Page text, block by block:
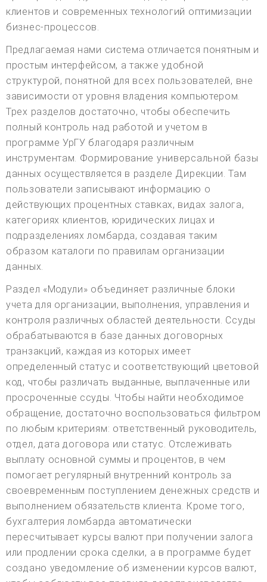
клиентов и современных технологий оптимизации
бизнес-процессов.
Предлагаемая нами система отличается понятным и
простым интерфейсом, а также удобной
структурой, понятной для всех пользователей, вне
зависимости от уровня владения компьютером.
Трех разделов достаточно, чтобы обеспечить
полный контроль над работой и учетом в
программе УрГУ благодаря различным
инструментам. Формирование универсальной базы
данных осуществляется в разделе Дирекции. Там
пользователи записывают информацию о
действующих процентных ставках, видах залога,
категориях клиентов, юридических лицах и
подразделениях ломбарда, создавая таким
образом каталоги по правилам организации
данных.
Раздел «Модули» объединяет различные блоки
учета для организации, выполнения, управления и
контроля различных областей деятельности. Ссуды
обрабатываются в базе данных договорных
транзакций, каждая из которых имеет
определенный статус и соответствующий цветовой
код, чтобы различать выданные, выплаченные или
просроченные ссуды. Чтобы найти необходимое
обращение, достаточно воспользоваться фильтром
по любым критериям: ответственный руководитель,
отдел, дата договора или статус. Отслеживать
выплату основной суммы и процентов, в чем
помогает регулярный внутренний контроль за
своевременным поступлением денежных средств и
выполнением обязательств клиента. Кроме того,
бухгалтерия ломбарда автоматически
пересчитывает курсы валют при получении залога
или продлении срока сделки, а в программе будет
создано уведомление об изменении курсов валют,